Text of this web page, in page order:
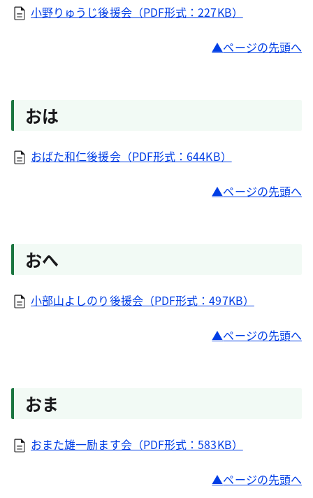
小野りゅうじ後援会（PDF形式：227KB）
ページの先頭へ
おは
おばた和仁後援会（PDF形式：644KB）
ページの先頭へ
おへ
小部山よしのり後援会（PDF形式：497KB）
ページの先頭へ
おま
おまた雄一励ます会（PDF形式：583KB）
ページの先頭へ